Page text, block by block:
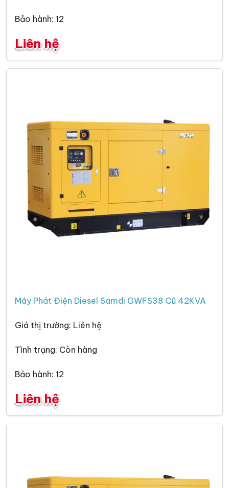
Bảo hành: 12
Liên hệ
Máy Phát Điện Diesel Samdi GWFS38 Cũ 42KVA
Giá thị trường: Liên hệ
Tình trạng: Còn hàng
Bảo hành: 12
Liên hệ